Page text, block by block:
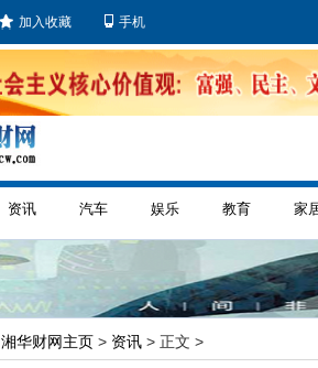
加入收藏 手机
资讯 汽车 娱乐 教育 家
湘华财网主页 > 资讯 > 正文 >